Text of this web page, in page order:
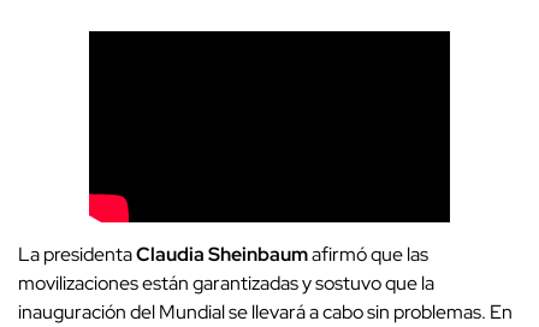
La presidentaClaudia Sheinbaumafirmó que las
movilizaciones están garantizadas y sostuvo que la
inauguración del Mundial se llevará a cabo sin problemas. En